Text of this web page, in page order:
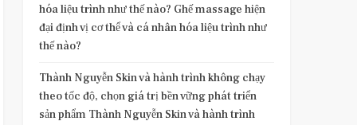
hóa liệu trình như thế nào? Ghế massage hiện
đại định vị cơ thể và cá nhân hóa liệu trình như
thế nào?
Thành Nguyễn Skin và hành trình không chạy
theo tốc độ, chọn giá trị bền vững phát triển
sản phẩm Thành Nguyễn Skin và hành trình